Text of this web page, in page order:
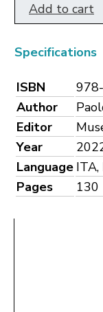
Add to cart
Specifications
ISBN
Author
Editor
Year
Language ITA,
Pages
130